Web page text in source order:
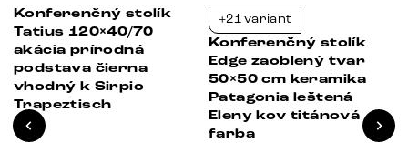
-38%
Konferenčný stolík
Tatius 120×40/70
akácia prírodná
podstava čierna
vhodný k Sirpio
Trapeztisch
+21 variant
Konferenčný stolík
Edge zaoblený tvar
50×50 cm keramika
Patagonia leštená
Eleny kov titánová
farba